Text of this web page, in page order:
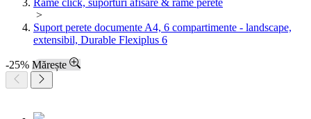
Rame click, suporturi afisare & rame perete
>
Suport perete documente A4, 6 compartimente - landscape,
extensibil, Durable Flexiplus 6
-25% Mărește